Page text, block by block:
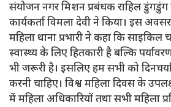
संयोजन नगर मिशन प्रबंधक राहिल
कार्यकर्ता विमला देवी ने किया। इस
महिला थाना प्रभारी ने कहा कि
स्वास्थ्य के लिए हितकारी है बल्कि
भी जरूरी है। इसलिए हम सभी को
करनी चाहिए। विश्व महिला दिवस के
में महिला अधिकारियों तथा सभी महिला